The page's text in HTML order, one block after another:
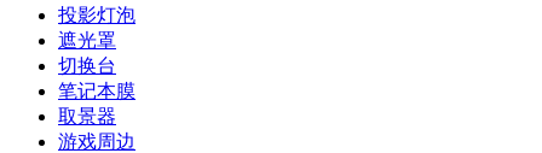
投影灯泡
遮光罩
切换台
笔记本膜
取景器
游戏周边